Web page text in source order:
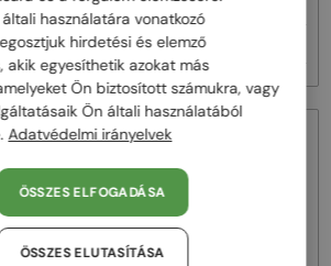
119 000 Ft 131 000 Ft
48/72
használatára vonatkozó
hirdetési és elemző
akik egyesíthetik azokat más
Ön biztosított számukra, vagy
Ön általi használatából
Adatvédelmi irányelvek
ÖSSZES ELFOGADÁSA
ÖSSZES ELUTASÍTÁSA